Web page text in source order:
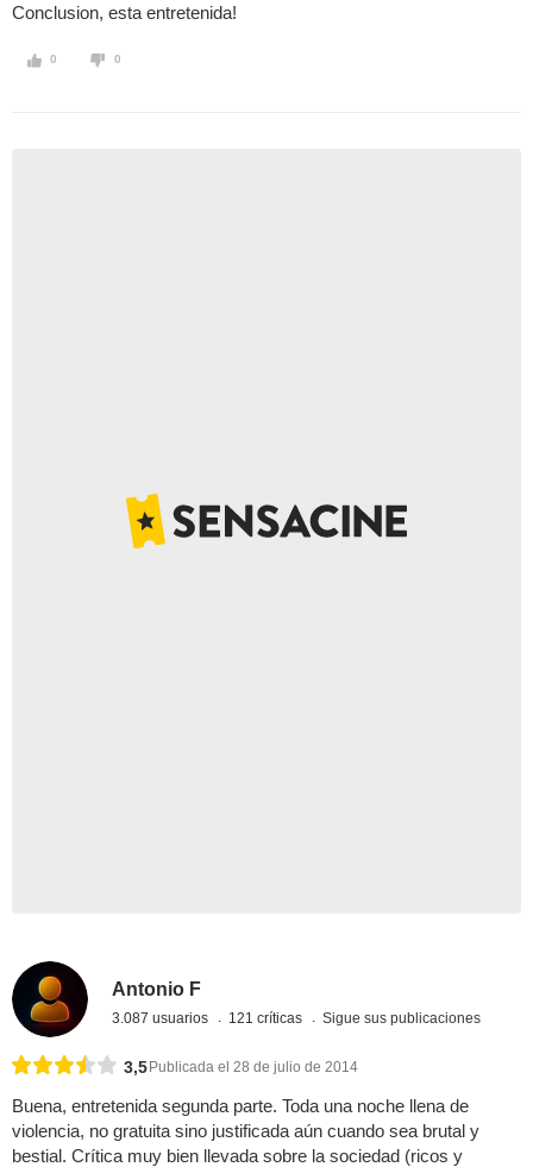
Conclusion, esta entretenida!
0 0
Antonio F
3.087 usuarios 121 críticas Sigue sus publicaciones
3,5 Publicada el 28 de julio de 2014
Buena, entretenida segunda parte. Toda una noche llena de
violencia, no gratuita sino justificada aún cuando sea brutal y
bestial. Crítica muy bien llevada sobre la sociedad (ricos y